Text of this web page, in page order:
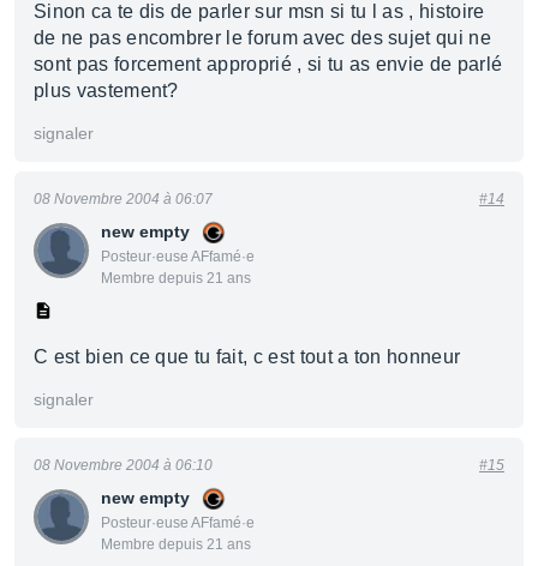
Sinon ca te dis de parler sur msn si tu l as , histoire
de ne pas encombrer le forum avec des sujet qui ne
sont pas forcement approprié , si tu as envie de parlé
plus vastement?
signaler
new empty
Posteur·euse AFfamé·e
Membre depuis 21 ans
08 Novembre 2004 à 06:07 #14
C est bien ce que tu fait, c est tout a ton honneur
signaler
new empty
Posteur·euse AFfamé·e
Membre depuis 21 ans
08 Novembre 2004 à 06:10 #15